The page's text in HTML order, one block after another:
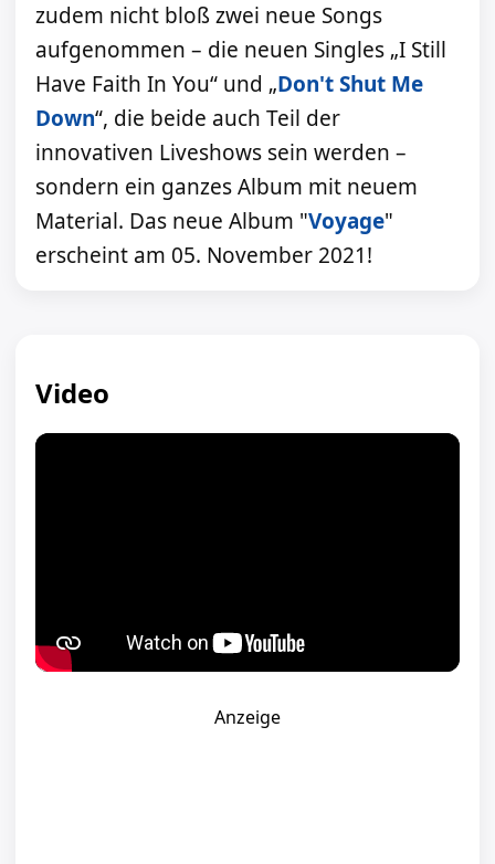
zudem nicht bloß zwei neue Songs
aufgenommen – die neuen Singles „I Still
Have Faith In You“ und „Don't Shut Me
Down“, die beide auch Teil der
innovativen Liveshows sein werden –
sondern ein ganzes Album mit neuem
Material. Das neue Album "Voyage"
erscheint am 05. November 2021!
Video
Anzeige